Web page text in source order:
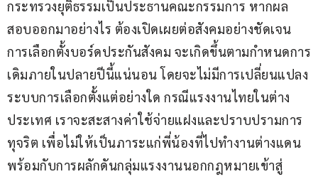
กระทรวงยุติธรรมเป็นประธานคณะกรรมการ หากผล
สอบออกมาอย่างไร ต้องเปิดเผยต่อสังคมอย่างชัดเจน
การเลือกตั้งบอร์ดประกันสังคม จะเกิดขึ้นตามกำหนดการ
เดิมภายในปลายปีนี้แน่นอน โดยจะไม่มีการเปลี่ยนแปลง
ระบบการเลือกตั้งแต่อย่างใด กรณีแรงงานไทยในต่าง
ประเทศ เราจะสะสางค่าใช้จ่ายแฝงและปราบปรามการ
ทุจริต เพื่อไม่ให้เป็นภาระแก่พี่น้องที่ไปทำงานต่างแดน
พร้อมกับการผลักดันกลุ่มแรงงานนอกกฎหมายเข้าสู่